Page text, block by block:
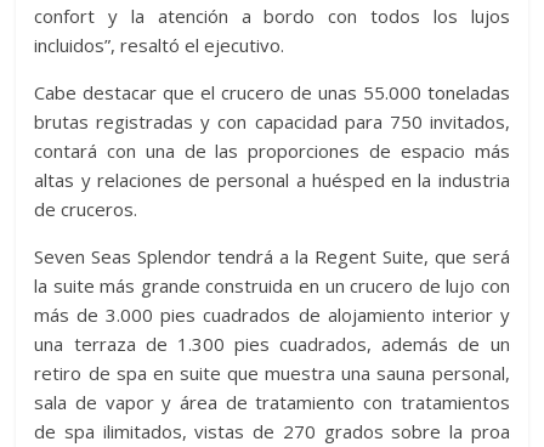
confort y la atención a bordo con todos los lujos
incluidos”, resaltó el ejecutivo.
Cabe destacar que el crucero de unas 55.000 toneladas
brutas registradas y con capacidad para 750 invitados,
contará con una de las proporciones de espacio más
altas y relaciones de personal a huésped en la industria
de cruceros.
Seven Seas Splendor tendrá a la Regent Suite, que será
la suite más grande construida en un crucero de lujo con
más de 3.000 pies cuadrados de alojamiento interior y
una terraza de 1.300 pies cuadrados, además de un
retiro de spa en suite que muestra una sauna personal,
sala de vapor y área de tratamiento con tratamientos
de spa ilimitados, vistas de 270 grados sobre la proa